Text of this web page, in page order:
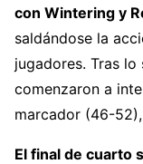
con Wintering y
saldándose la
jugadores. Tras
comenzaron a
marcador (46-
El final de cuarto